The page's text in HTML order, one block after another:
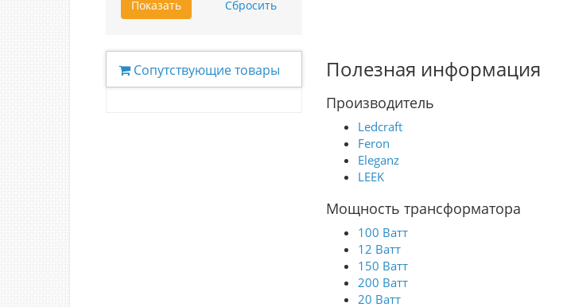
Сопутствующие товары
12В
улице,
Полезная информация
Производитель
Ledcraft
Feron
Eleganz
LEEK
Мощность трансформатора
100 Ватт
12 Ватт
150 Ватт
200 Ватт
20 Ватт